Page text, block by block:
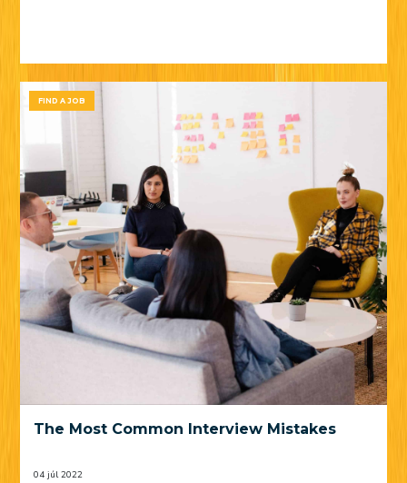
FIND A JOB
The Most Common Interview Mistakes
04 júl 2022